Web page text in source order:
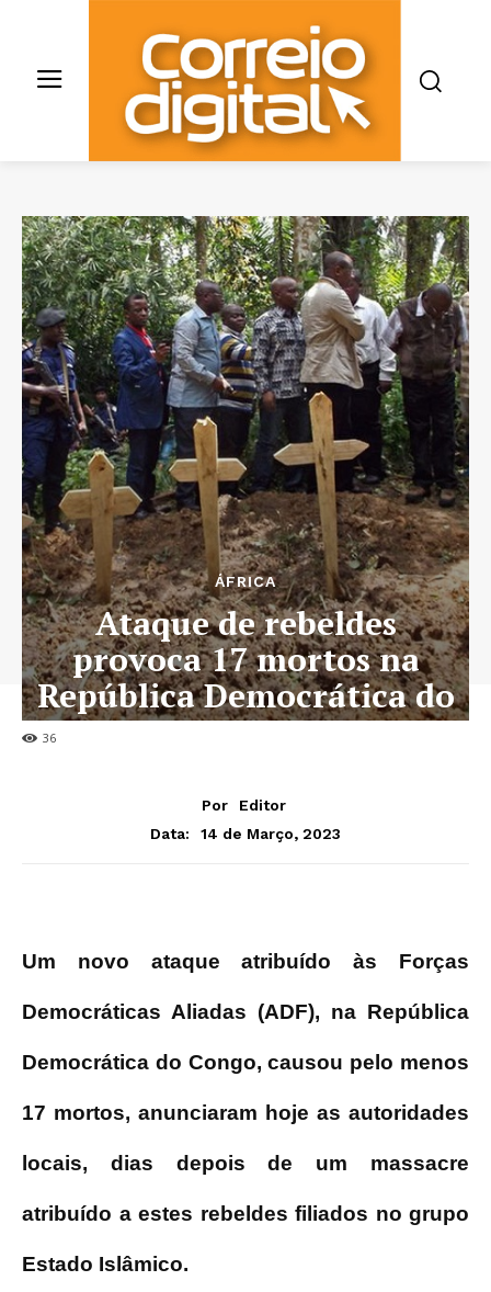
36
ÁFRICA
Ataque de rebeldes
provoca 17 mortos na
República Democrática do
Congo
Por
Editor
Data:
14 de Março, 2023
Um novo ataque atribuído às Forças
Democráticas Aliadas (ADF), na República
Democrática do Congo, causou pelo menos
17 mortos, anunciaram hoje as autoridades
locais, dias depois de um massacre
atribuído a estes rebeldes filiados no grupo
Estado Islâmico.